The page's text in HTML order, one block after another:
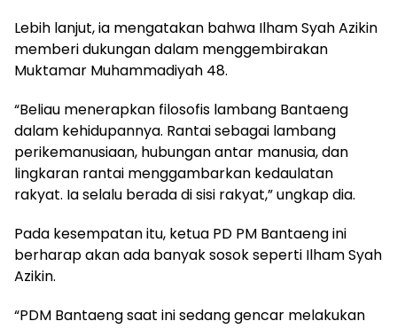
Lebih lanjut, ia mengatakan bahwa Ilham Syah Azikin
memberi dukungan dalam menggembirakan
Muktamar Muhammadiyah 48.
“Beliau menerapkan filosofis lambang Bantaeng
dalam kehidupannya. Rantai sebagai lambang
perikemanusiaan, hubungan antar manusia, dan
lingkaran rantai menggambarkan kedaulatan
rakyat. Ia selalu berada di sisi rakyat,” ungkap dia.
Pada kesempatan itu, ketua PD PM Bantaeng ini
berharap akan ada banyak sosok seperti Ilham Syah
Azikin.
“PDM Bantaeng saat ini sedang gencar melakukan